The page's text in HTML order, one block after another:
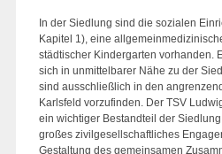
In der Siedlung sind die sozialen
Kapitel 1), eine
städtischer Kindergarten vorhanden.
sich in unmittelbarer Nähe zu der
sind ausschließlich in den
Karlsfeld vorzufinden. Der TSV
ein wichtiger Bestandteil der
großes zivilgesellschaftliches
Gestaltung des gemeinsamen